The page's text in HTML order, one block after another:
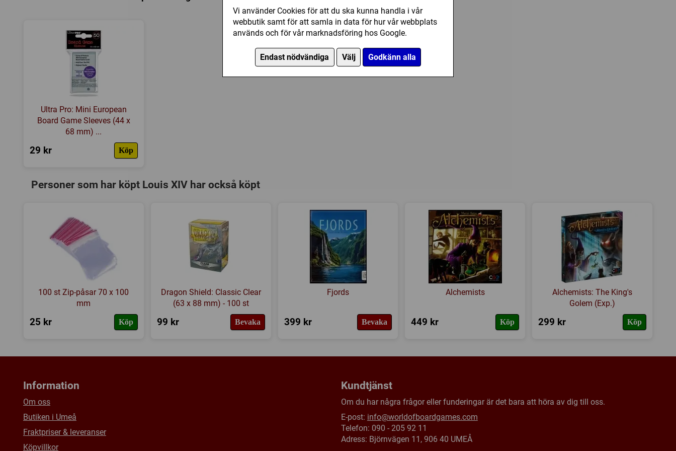
Vi använder Cookies för att du ska kunna handla i vår
webbutik samt för att samla in data för hur vår webbplats
används och för vår marknadsföring hos Google.
Endast nödvändiga Välj Godkänn alla
1 Louis XIV figure
1 plastic stand
Försälj. rank: 10607/18138
Ultra Pro: Mini European
Board Game Sleeves (44 x
68 mm) ...
29 kr Köp
Personer som har köpt Louis XIV har också köpt
100 st Zip-påsar 70 x 100
mm
25 kr Köp
Dragon Shield: Classic Clear
(63 x 88 mm) - 100 st
99 kr Bevaka
Fjords
399 kr Bevaka
Alchemists
449 kr Köp
Alchemists: The King's
Golem (Exp.)
299 kr Köp
Information
Om oss
Butiken i Umeå
Fraktpriser & leveranser
Köpvillkor
Kundtjänst
Om du har några frågor eller funderingar är det bara att höra av dig till oss.
E-post: info@worldofboardgames.com
Telefon: 090 - 205 92 11
Adress: Björnvägen 11, 906 40 UMEÅ